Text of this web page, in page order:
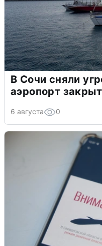
В Сочи сняли
аэропорт закрыт
6 августа 0